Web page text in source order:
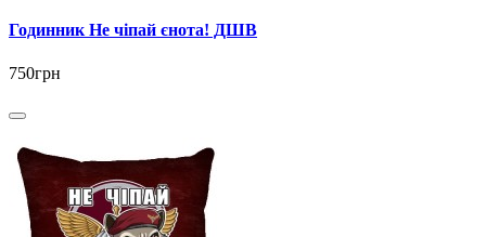
Годинник Не чіпай єнота! ДШВ
750грн